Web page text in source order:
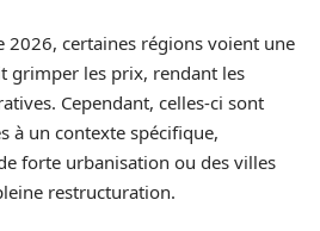
2026, certaines régions voient une
grimper les prix, rendant les
Cependant, celles-ci sont
à un contexte spécifique,
forte urbanisation ou des villes
restructuration.